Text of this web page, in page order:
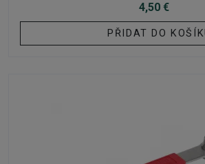
4,50 €
PŘIDAT DO